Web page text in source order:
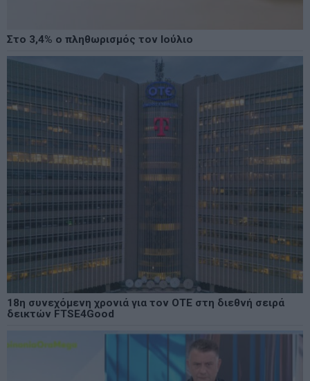
Στο 3,4% ο πληθωρισμός τον Ιούλιο
18η συνεχόμενη χρονιά για τον ΟΤΕ στη διεθνή σειρά
δεικτών FTSE4Good